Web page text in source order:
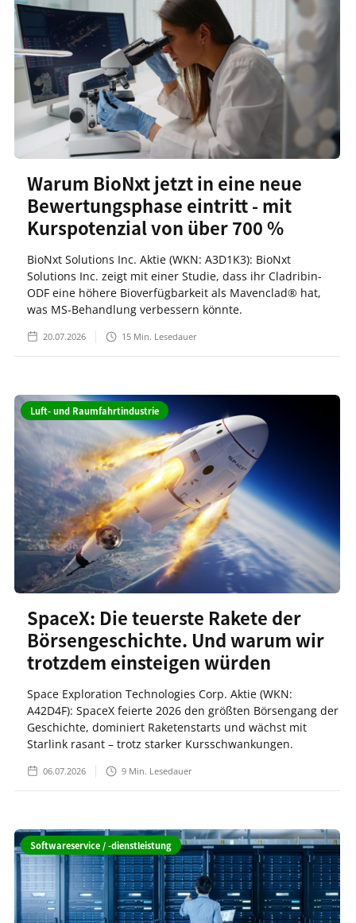
Warum BioNxt jetzt in eine neue
Bewertungsphase eintritt - mit
Kurspotenzial von über 700 %
BioNxt Solutions Inc. Aktie (WKN: A3D1K3): BioNxt
Solutions Inc. zeigt mit einer Studie, dass ihr Cladribin-
ODF eine höhere Bioverfügbarkeit als Mavenclad® hat,
was MS-Behandlung verbessern könnte.
20.07.2026 15 Min. Lesedauer
Luft- und Raumfahrtindustrie
SpaceX: Die teuerste Rakete der
Börsengeschichte. Und warum wir
trotzdem einsteigen würden
Space Exploration Technologies Corp. Aktie (WKN:
A42D4F): SpaceX feierte 2026 den größten Börsengang der
Geschichte, dominiert Raketenstarts und wächst mit
Starlink rasant – trotz starker Kursschwankungen.
06.07.2026 9 Min. Lesedauer
Softwareservice / -dienstleistung